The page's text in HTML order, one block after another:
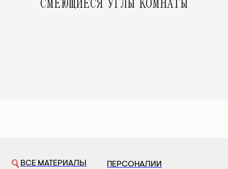
ВСЕ МАТЕРИАЛЫ
ПЕРСОНАЛИИ